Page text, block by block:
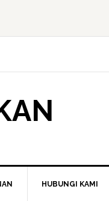
HUBUNGI KAMI